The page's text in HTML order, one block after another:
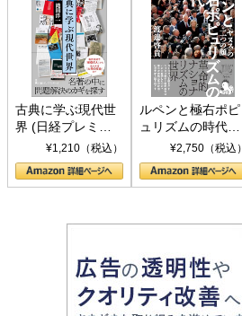
古典に学ぶ現代世
界 (日経プレミア
シリーズ)¥1,210（税込）
ルペンと極右ポピ
ュリズムの時代：
〈ヤヌス〉の二つ
の顔
¥2,750（税込）